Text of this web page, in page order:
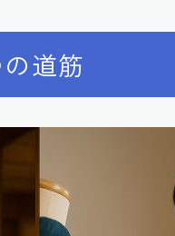
道筋